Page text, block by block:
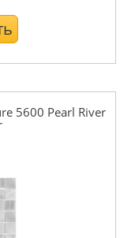
5600 Pearl River